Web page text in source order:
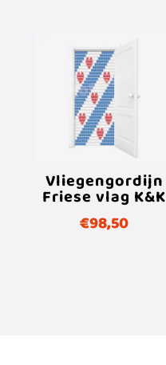
Vliegengordijn
Friese vlag K&K
€98,50